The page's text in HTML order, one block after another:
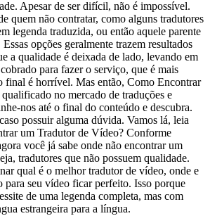
Apesar de ser difícil, não é impossível.
quem não contratar, como alguns tradutores
legenda traduzida, ou então aquele parente
opções geralmente trazem resultados
a qualidade é deixada de lado, levando em
para fazer o serviço, que é mais
final é horrível. Mas então, Como Encontrar
no mercado de traduções e
nos até o final do conteúdo e descubra.
possuir alguma dúvida. Vamos lá, leia
um Tradutor de Vídeo? Conforme
você já sabe onde não encontrar um
tradutores que não possuem qualidade.
qual é o melhor tradutor de vídeo, onde e
para seu vídeo ficar perfeito. Isso porque
de uma legenda completa, mas com
estrangeira para a língua.